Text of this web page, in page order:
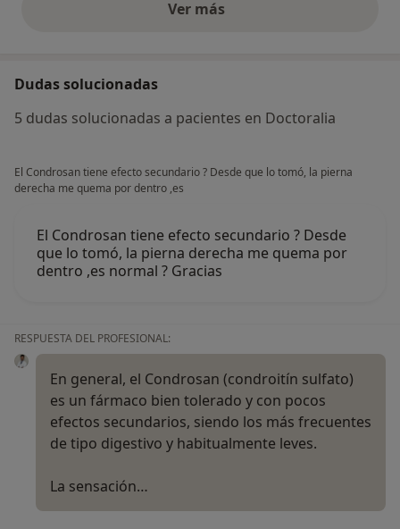
Ver másopiniones anteriores
Dudas solucionadas
5 dudas solucionadas a pacientes en Doctoralia
El Condrosan tiene efecto secundario ? Desde que lo tomó, la pierna
derecha me quema por dentro ,es
El Condrosan tiene efecto secundario ? Desde
que lo tomó, la pierna derecha me quema por
dentro ,es normal ? Gracias
RESPUESTA DEL PROFESIONAL:
En general, el Condrosan (condroitín sulfato)
es un fármaco bien tolerado y con pocos
efectos secundarios, siendo los más frecuentes
de tipo digestivo y habitualmente leves.
La sensación…